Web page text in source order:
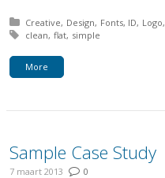
Posted in:
Creative Design Fonts ID Logo
Tagged with:
clean flat simple
More
Sample Case Study
7 maart 2013 0